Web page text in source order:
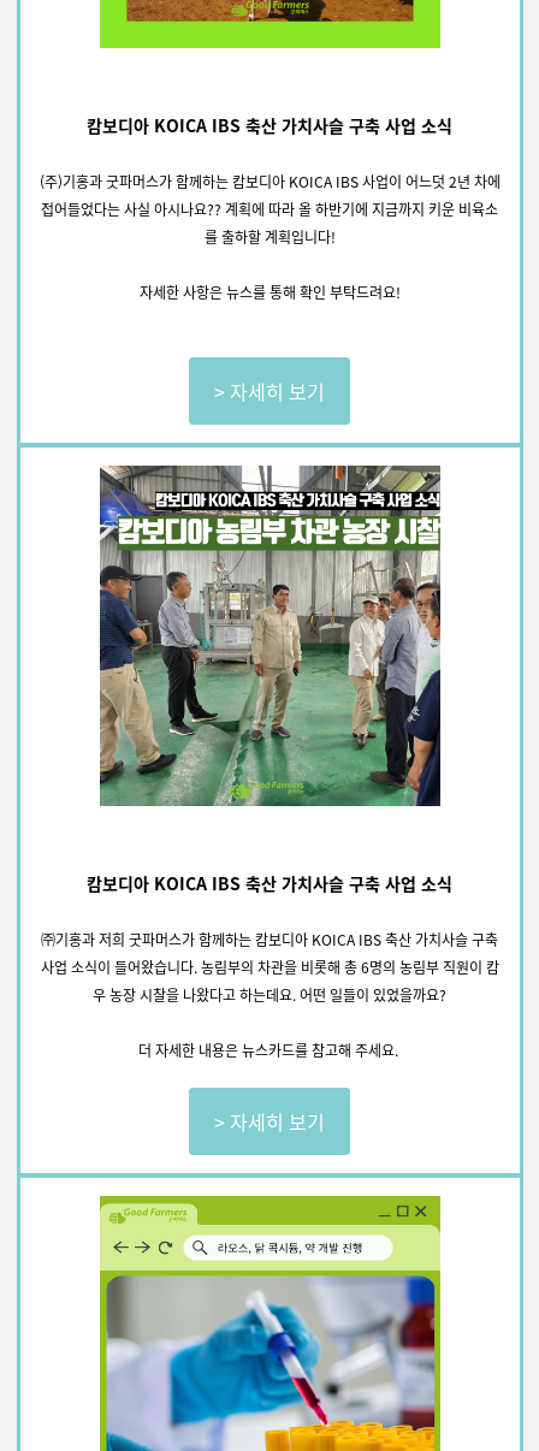
캄보디아 KOICA IBS 축산 가치사슬 구축 사업 소식
(주)기홍과 굿파머스가 함께하는 캄보디아 KOICA IBS 사업이 어느덧 2년 차에
접어들었다는 사실 아시나요?? 계획에 따라 올 하반기에 지금까지 키운 비육소
를 출하할 계획입니다!
자세한 사항은 뉴스를 통해 확인 부탁드려요!
> 자세히 보기
캄보디아 KOICA IBS 축산 가치사슬 구축 사업 소식
㈜기홍과 저희 굿파머스가 함께하는 캄보디아 KOICA IBS 축산 가치사슬 구축
사업 소식이 들어왔습니다.농림부의 차관을 비롯해 총 6명의 농림부 직원이 캄
우 농장 시찰을 나왔다고 하는데요. 어떤 일들이 있었을까요?
더 자세한 내용은 뉴스카드를 참고해 주세요.
> 자세히 보기